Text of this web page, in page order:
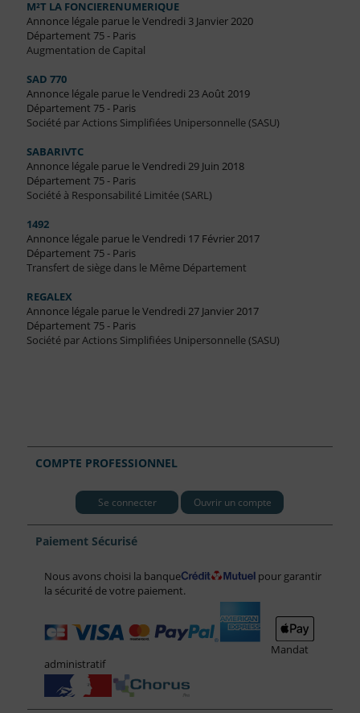
M²T LA FONCIERENUMERIQUE
Annonce légale parue le Vendredi 3 Janvier 2020
Département 75 - Paris
Augmentation de Capital
SAD 770
Annonce légale parue le Vendredi 23 Août 2019
Département 75 - Paris
Société par Actions Simplifiées Unipersonnelle (SASU)
SABARIVTC
Annonce légale parue le Vendredi 29 Juin 2018
Département 75 - Paris
Société à Responsabilité Limitée (SARL)
1492
Annonce légale parue le Vendredi 17 Février 2017
Département 75 - Paris
Transfert de siège dans le Même Département
REGALEX
Annonce légale parue le Vendredi 27 Janvier 2017
Département 75 - Paris
Société par Actions Simplifiées Unipersonnelle (SASU)
COMPTE PROFESSIONNEL
Se connecter Ouvrir un compte
Paiement Sécurisé
Nous avons choisi la banque
pour garantir
la sécurité de votre paiement.
Mandat
administratif